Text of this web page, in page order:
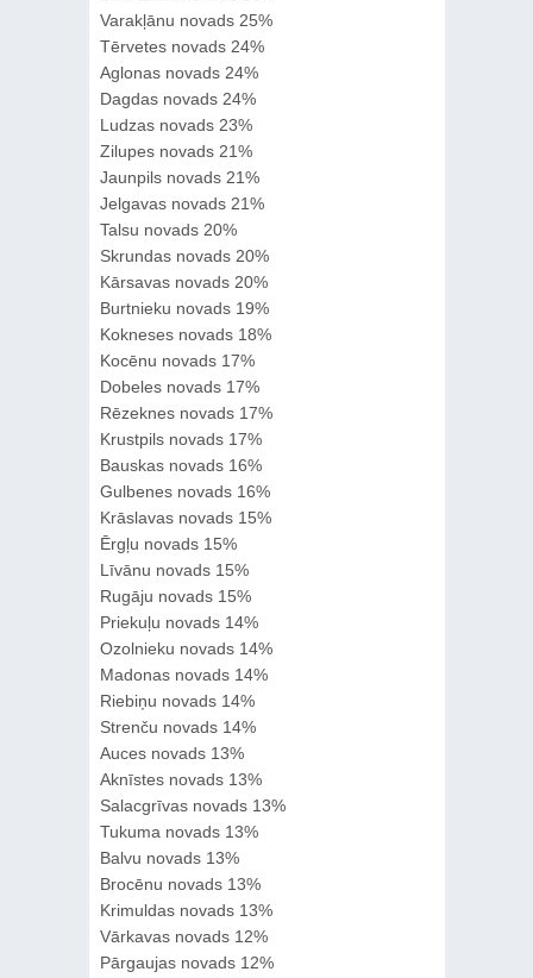
Varakļānu novads 25%
Tērvetes novads 24%
Aglonas novads 24%
Dagdas novads 24%
Ludzas novads 23%
Zilupes novads 21%
Jaunpils novads 21%
Jelgavas novads 21%
Talsu novads 20%
Skrundas novads 20%
Kārsavas novads 20%
Burtnieku novads 19%
Kokneses novads 18%
Kocēnu novads 17%
Dobeles novads 17%
Rēzeknes novads 17%
Krustpils novads 17%
Bauskas novads 16%
Gulbenes novads 16%
Krāslavas novads 15%
Ērgļu novads 15%
Līvānu novads 15%
Rugāju novads 15%
Priekuļu novads 14%
Ozolnieku novads 14%
Madonas novads 14%
Riebiņu novads 14%
Strenču novads 14%
Auces novads 13%
Aknīstes novads 13%
Salacgrīvas novads 13%
Tukuma novads 13%
Balvu novads 13%
Brocēnu novads 13%
Krimuldas novads 13%
Vārkavas novads 12%
Pārgaujas novads 12%